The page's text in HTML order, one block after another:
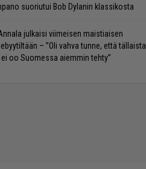
suoriutui Bob Dylanin klassikosta
julkaisi viimeisen maistiaisen
– ”Oli vahva tunne, että tällaista
oo Suomessa aiemmin tehty”